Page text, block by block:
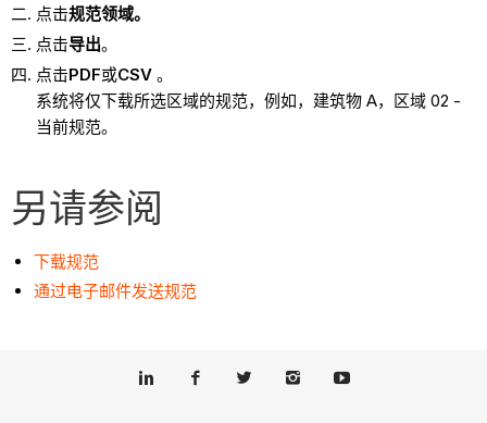
点击规范领域。
点击导出。
点击PDF或CSV。
系统将仅下载所选区域的规范，例如，建筑物 A，区域 02 -
当前规范。
另请参阅
下载规范
通过电子邮件发送规范